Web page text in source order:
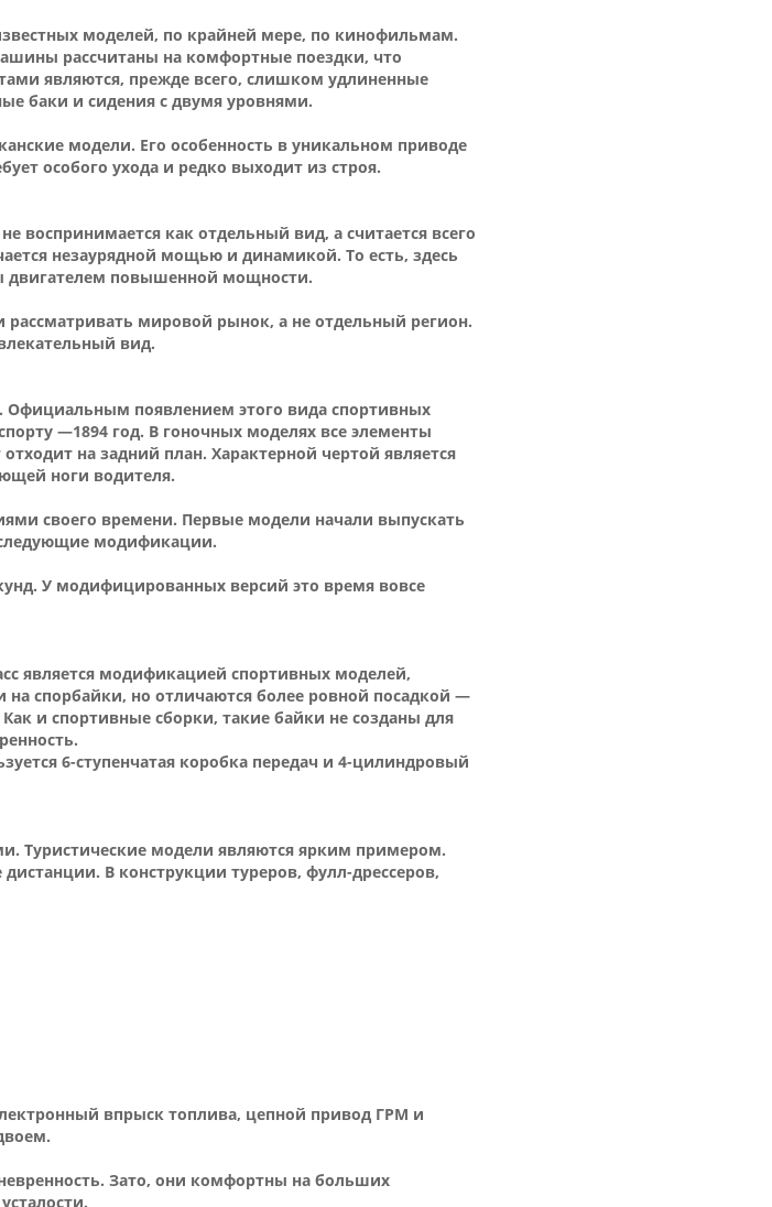
моделей, по крайней мере, по кинофильмам.
рассчитаны на комфортные поездки, что
являются, прежде всего, слишком удлиненные
баки и сидения с двумя уровнями.
модели. Его особенность в уникальном приводе
особого ухода и редко выходит из строя.
воспринимается как отдельный вид, а считается всего
незаурядной мощью и динамикой. То есть, здесь
двигателем повышенной мощности.
рассматривать мировой рынок, а не отдельный регион.
вид.
Официальным появлением этого вида спортивных
—1894 год. В гоночных моделях все элементы
на задний план. Характерной чертой является
ноги водителя.
своего времени. Первые модели начали выпускать
модификации.
У модифицированных версий это время вовсе
является модификацией спортивных моделей,
спорбайки, но отличаются более ровной посадкой —
и спортивные сборки, такие байки не созданы для
6-ступенчатая коробка передач и 4-цилиндровый
Туристические модели являются ярким примером.
В конструкции туреров, фулл-дрессеров,
впрыск топлива, цепной привод ГРМ и
Зато, они комфортны на больших